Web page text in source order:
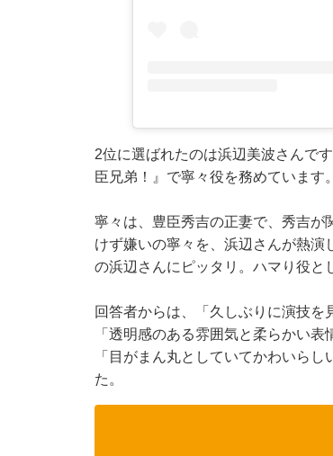
2位に選ばれたのは浜辺美波さんで
臣兄弟！』で寧々役を務めています。
寧々は、豊臣秀吉の正妻で、秀吉が
けず嫌いの寧々を、浜辺さんが熱
の浜辺さんにピッタリ。ハマり役と
回答者からは、「久しぶりに演技を
「透明感のある雰囲気と柔らかい
「目がまん丸としていてかわいら
た。